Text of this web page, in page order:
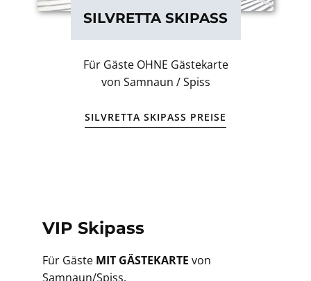
SILVRETTA SKIPASS
Für Gäste OHNE Gästekarte
von Samnaun / Spiss
SILVRETTA SKIPASS PREISE
VIP Skipass
Für Gäste MIT GÄSTEKARTE von
Samnaun/Spiss.